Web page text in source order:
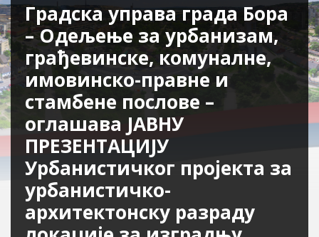
Градска управа града Бора
– Одељење за урбанизам,
грађевинске, комуналне,
имовинско-правне и
стамбене послове –
оглашава ЈАВНУ
ПРЕЗЕНТАЦИЈУ
Урбанистичког пројекта за
урбанистичко-
архитектонску разраду